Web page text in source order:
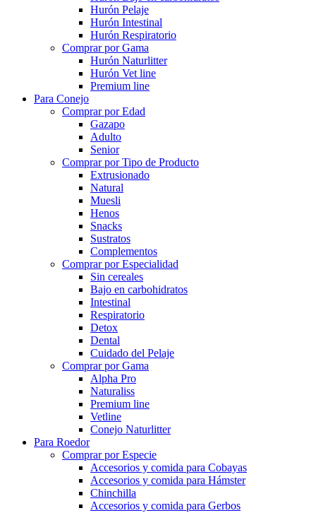
Hurón Pelaje
Hurón Intestinal
Hurón Respiratorio
Comprar por Gama
Hurón Naturlitter
Hurón Vet line
Premium line
Para Conejo
Comprar por Edad
Gazapo
Adulto
Senior
Comprar por Tipo de Producto
Extrusionado
Natural
Muesli
Henos
Snacks
Sustratos
Complementos
Comprar por Especialidad
Sin cereales
Bajo en carbohidratos
Intestinal
Respiratorio
Detox
Dental
Cuidado del Pelaje
Comprar por Gama
Alpha Pro
Naturaliss
Premium line
Vetline
Conejo Naturlitter
Para Roedor
Comprar por Especie
Accesorios y comida para Cobayas
Accesorios y comida para Hámster
Chinchilla
Accesorios y comida para Gerbos